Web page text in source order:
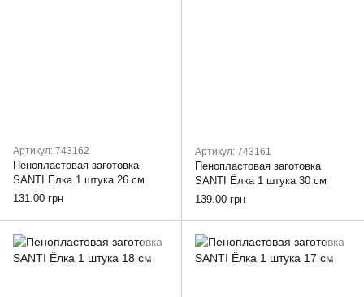
Артикул: 743162
Пенопластовая заготовка
SANTI Ёлка 1 штука 26 см
131.00 грн
Артикул: 743161
Пенопластовая заготовка
SANTI Ёлка 1 штука 30 см
139.00 грн